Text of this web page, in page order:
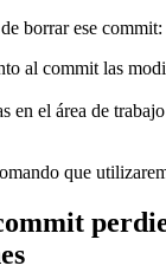
borrar ese commit:
al commit las
en el área de
que